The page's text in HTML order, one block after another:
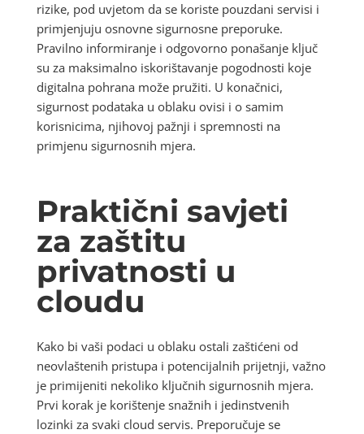
rizike, pod uvjetom da se koriste pouzdani servisi i
primjenjuju osnovne sigurnosne preporuke.
Pravilno informiranje i odgovorno ponašanje ključ
su za maksimalno iskorištavanje pogodnosti koje
digitalna pohrana može pružiti. U konačnici,
sigurnost podataka u oblaku ovisi i o samim
korisnicima, njihovoj pažnji i spremnosti na
primjenu sigurnosnih mjera.
Praktični savjeti
za zaštitu
privatnosti u
cloudu
Kako bi vaši podaci u oblaku ostali zaštićeni od
neovlaštenih pristupa i potencijalnih prijetnji, važno
je primijeniti nekoliko ključnih sigurnosnih mjera.
Prvi korak je korištenje snažnih i jedinstvenih
lozinki za svaki cloud servis. Preporučuje se